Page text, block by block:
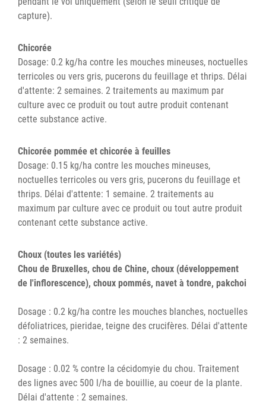
capture).
Chicorée
Dosage: 0.2 kg/ha contre les mouches mineuses, noctuelles
terricoles ou vers gris, pucerons du feuillage et thrips. Délai
d'attente: 2 semaines. 2 traitements au maximum par
culture avec ce produit ou tout autre produit contenant
cette substance active.
Chicorée pommée et chicorée à feuilles
Dosage: 0.15 kg/ha contre les mouches mineuses,
noctuelles terricoles ou vers gris, pucerons du feuillage et
thrips. Délai d'attente: 1 semaine. 2 traitements au
maximum par culture avec ce produit ou tout autre produit
contenant cette substance active.
Choux (toutes les variétés)
Chou de Bruxelles, chou de Chine, choux (développement
de l'inflorescence), choux pommés, navet à tondre, pakchoi
Dosage : 0.2 kg/ha contre les mouches blanches, noctuelles
défoliatrices, pieridae, teigne des crucifères. Délai d'attente
: 2 semaines.
Dosage : 0.02 % contre la cécidomyie du chou. Traitement
des lignes avec 500 l/ha de bouillie, au coeur de la plante.
Délai d'attente : 2 semaines.